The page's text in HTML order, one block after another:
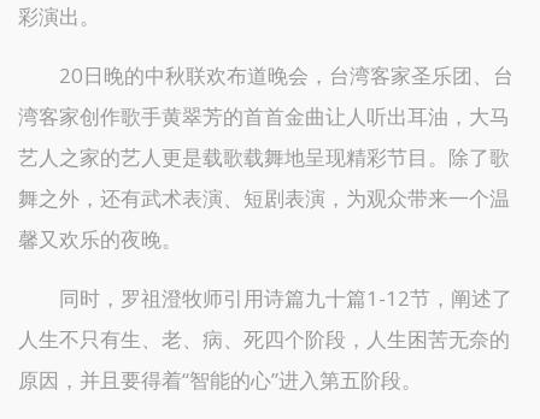
彩演出。
20日晚的中秋联欢布道晚会，台湾客家圣乐团、台
湾客家创作歌手黄翠芳的首首金曲让人听出耳油，大马
艺人之家的艺人更是载歌载舞地呈现精彩节目。除了歌
舞之外，还有武术表演、短剧表演，为观众带来一个温
馨又欢乐的夜晚。
同时，罗祖澄牧师引用诗篇九十篇1-12节，阐述了
人生不只有生、老、病、死四个阶段，人生困苦无奈的
原因，并且要得着“智能的心”进入第五阶段。